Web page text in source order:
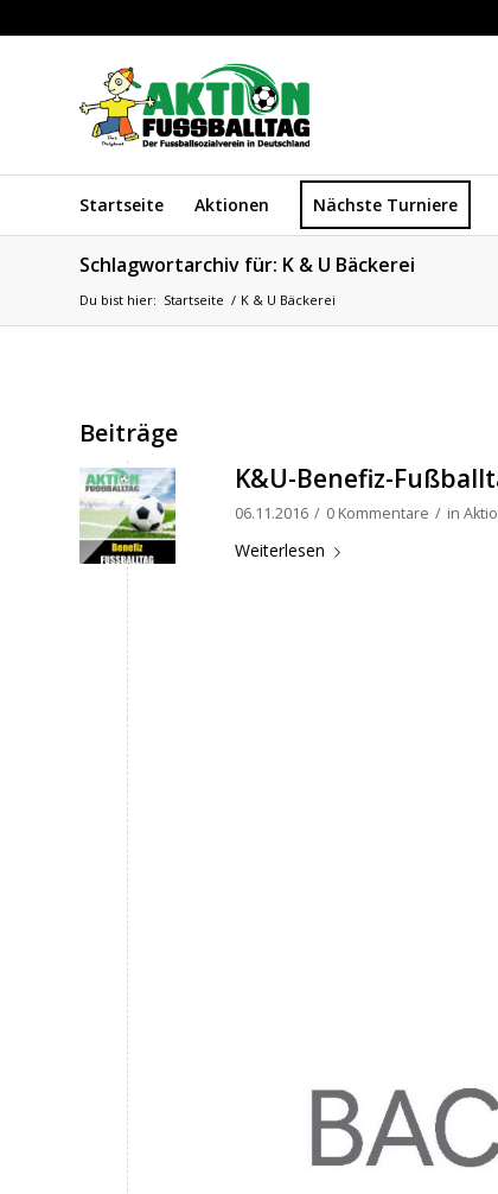
Startseite Aktionen Nächste Turniere
Schlagwortarchiv für: K & U Bäckerei
Du bist hier: Startseite / K & U Bäckerei
Beiträge
K&U-Benefiz-
06.11.2016 / 0 Kommentare / in
Weiterlesen